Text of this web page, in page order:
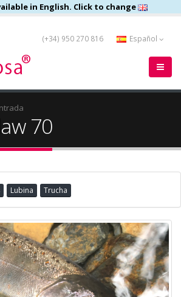
in English. Click to change
(+34) 950 270 816 Español
70
Lubina Trucha